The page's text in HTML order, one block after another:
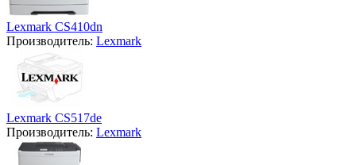
Lexmark CS410dn
Производитель: Lexmark
Lexmark CS517de
Производитель: Lexmark